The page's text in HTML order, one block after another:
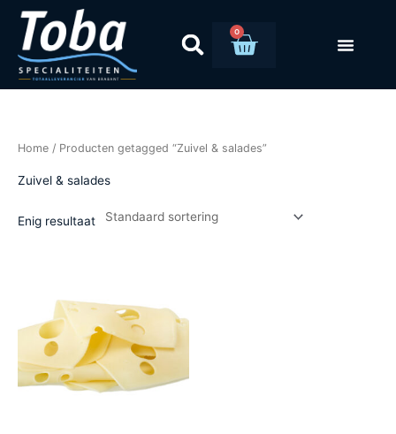
inhoud
0
Home / Producten getagged “Zuivel & salades”
Zuivel & salades
Enig resultaat